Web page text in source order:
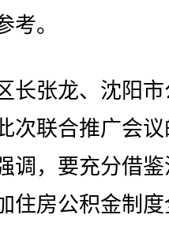
考。
张龙、沈阳市
次联合推广会
调，要充分借
住房公积金制